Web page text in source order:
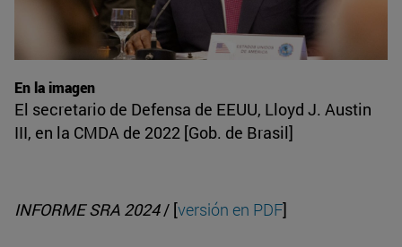
En la imagen
El secretario de Defensa de EEUU, Lloyd J. Austin
III, en la CMDA de 2022 [Gob. de Brasil]
INFORME SRA 2024/ [versión en PDF]